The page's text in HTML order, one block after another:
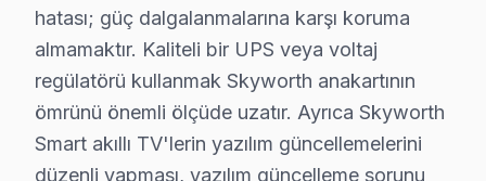
Ekibimizin farkı:
• Beşiktaş'de ortalama 10+ yıl sektör deneyimi
• Skyworth özel sertifika ve eğitimler
• Beşiktaş servisimizde güncel teknoloji ve arıza
• Beşiktaş'de müşteri memnuniyeti odaklı yaklaşım
hatası; güç dalgalanmalarına karşı koruma
almamaktır. Kaliteli bir UPS veya voltaj
regülatörü kullanmak Skyworth anakartının
ömrünü önemli ölçüde uzatır. Ayrıca Skyworth
Smart akıllı TV'lerin yazılım güncellemelerini
düzenli yapması, yazılım güncelleme sorunu